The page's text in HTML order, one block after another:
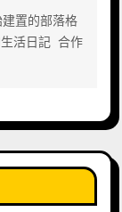
置的部落格
活日記 合作